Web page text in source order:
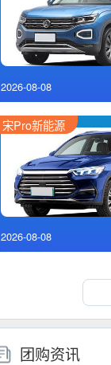
2026-08-08
宋Pro新能源
2026-08-08
团购资讯